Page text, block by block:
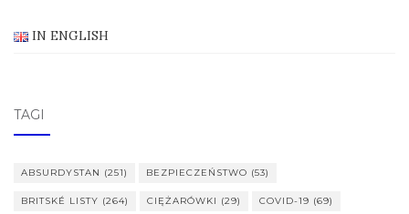
IN ENGLISH
TAGI
ABSURDYSTAN (251) BEZPIECZEŃSTWO (53)
BRITSKÉ LISTY (264) CIĘŻARÓWKI (29) COVID-19 (69)